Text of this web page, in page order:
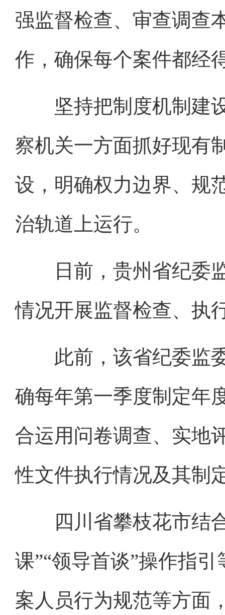
强监督检查、审查调查
作，确保每个案件都经
坚持把制度机制建设
察机关一方面抓好现有
设，明确权力边界、规
治轨道上运行。
日前，贵州省纪委监
情况开展监督检查、执
此前，该省纪委监委
确每年第一季度制定年
合运用问卷调查、实地
性文件执行情况及其制
四川省攀枝花市结合
课”“领导首谈”操作指
案人员行为规范等方面